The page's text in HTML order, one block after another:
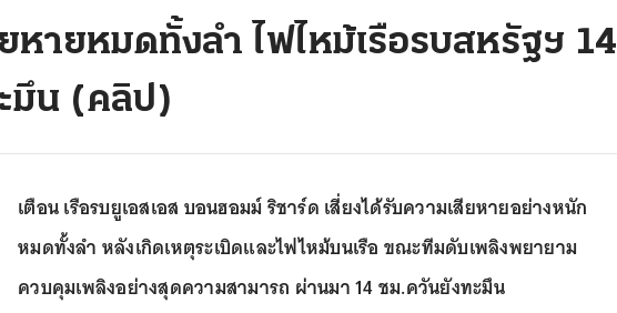
หายหมดทั้งลำ ไฟไหม้เรือรบสหรัฐฯ 14
มึน (คลิป)
เตือน เรือรบยูเอสเอส บอนฮอมม์ ริชาร์ด เสี่ยงได้รับความเสียหายอย่างหนัก
หมดทั้งลำ หลังเกิดเหตุระเบิดและไฟไหม้บนเรือ ขณะทีมดับเพลิงพยายาม
ควบคุมเพลิงอย่างสุดความสามารถ ผ่านมา 14 ชม.ควันยังทะมึน